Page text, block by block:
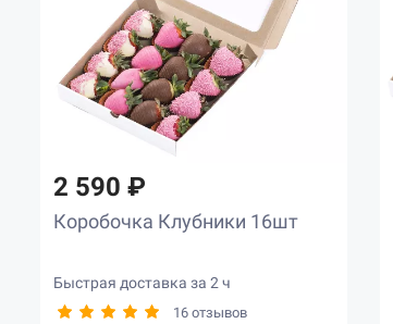
2 590 ₽
Коробочка Клубники 16шт
Быстрая доставка за 2 ч
16 отзывов